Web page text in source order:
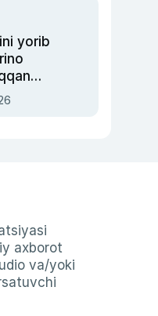
yorib
axborot
va/yoki